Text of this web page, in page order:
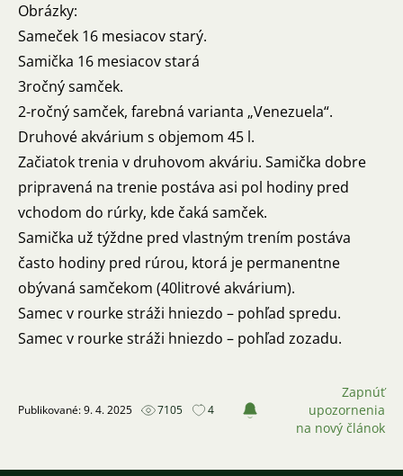
Obrázky:
Sameček 16 mesiacov starý.
Samička 16 mesiacov stará
3ročný samček.
2-ročný samček, farebná varianta „Venezuela“.
Druhové akvárium s objemom 45 l.
Začiatok trenia v druhovom akváriu. Samička dobre
pripravená na trenie postáva asi pol hodiny pred
vchodom do rúrky, kde čaká samček.
Samička už týždne pred vlastným trením postáva
často hodiny pred rúrou, ktorá je permanentne
obývaná samčekom (40litrové akvárium).
Samec v rourke stráži hniezdo – pohľad spredu.
Samec v rourke stráži hniezdo – pohľad zozadu.
Publikované: 9. 4. 2025 7105 4
Zapnúť
upozornenia
na nový článok